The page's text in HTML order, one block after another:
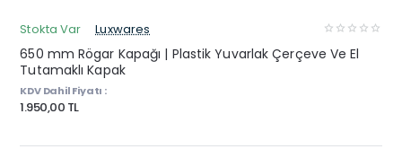
Stokta Var Luxwares
650 mm Rögar Kapağı | Plastik Yuvarlak Çerçeve Ve El
Tutamaklı Kapak
KDV Dahil Fiyatı :
1.950,00 TL